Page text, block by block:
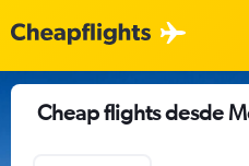
Cheap flights desde